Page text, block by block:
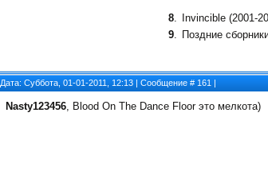
8. Invincible (2001-
9. Поздние
Дата: Суббота, 01-01-2011, 12:13 | Сообщение # 161 |
Nasty123456, Blood On The Dance Floor это мелкота)